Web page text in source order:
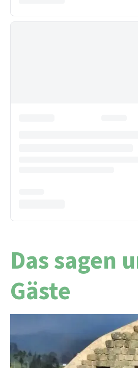
Das sagen
Gäste
Für Archäologie-Fans und
Kulturen